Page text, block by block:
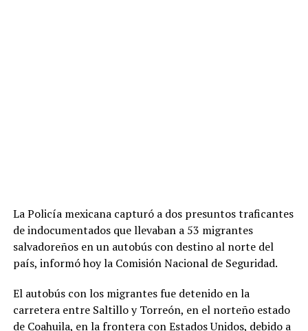
La Policía mexicana capturó a dos presuntos traficantes
de indocumentados que llevaban a 53 migrantes
salvadoreños en un autobús con destino al norte del
país, informó hoy la Comisión Nacional de Seguridad.
El autobús con los migrantes fue detenido en la
carretera entre Saltillo y Torreón, en el norteño estado
de Coahuila, en la frontera con Estados Unidos, debido a